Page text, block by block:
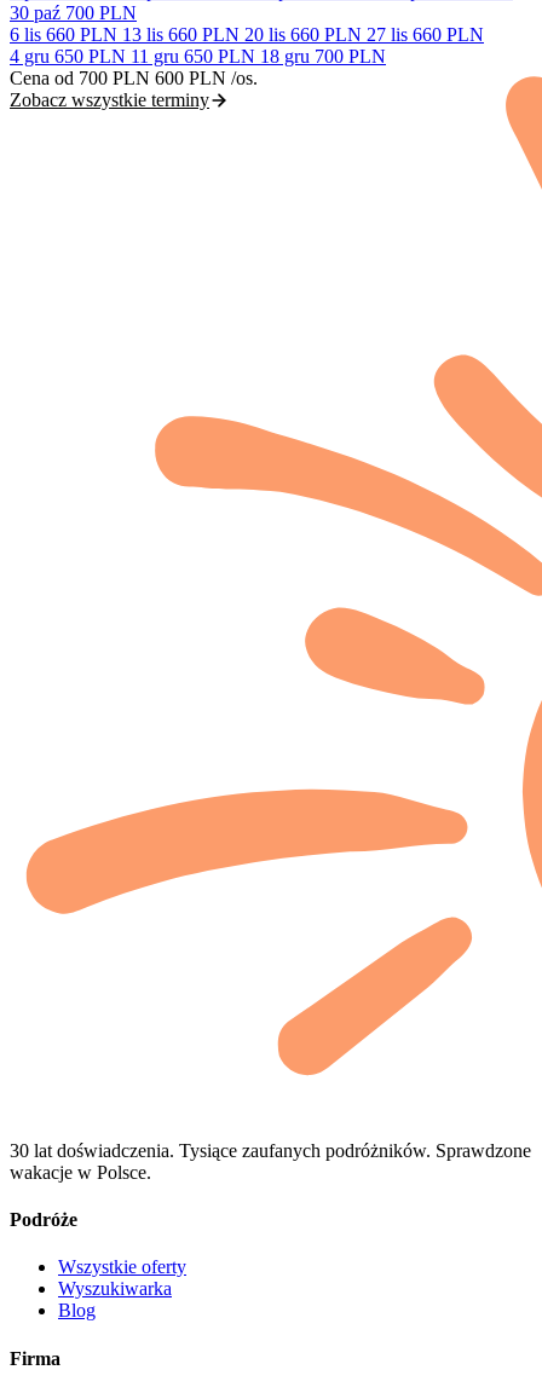
30 paź 700 PLN
6 lis 660 PLN 13 lis 660 PLN 20 lis 660 PLN 27 lis 660 PLN
4 gru 650 PLN 11 gru 650 PLN 18 gru 700 PLN
Cena od 700 PLN 600 PLN /os.
Zobacz wszystkie terminy
30 lat doświadczenia. Tysiące zaufanych podróżników. Sprawdzone
wakacje w Polsce.
Podróże
Wszystkie oferty
Wyszukiwarka
Blog
Firma